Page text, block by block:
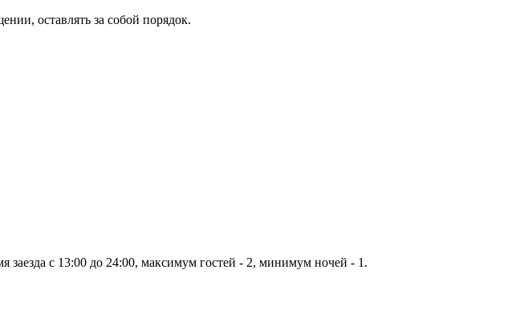
оставлять за собой порядок.
с 13:00 до 24:00, максимум гостей - 2, минимум ночей - 1.